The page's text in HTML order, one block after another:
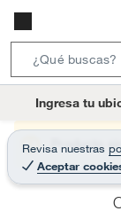
t
Ingresa tu
Revisa nuestras
Aceptar
Producto